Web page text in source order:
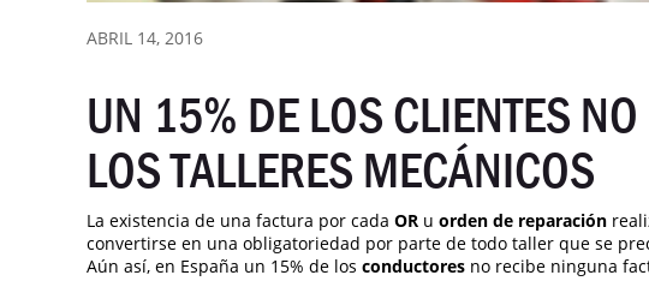
ABRIL 14, 2016
UN 15% DE LOS CLIENTES
LOS TALLERES MECÁNICOS
La existencia de una factura por cada OR u orden de reparación
convertirse en una obligatoriedad por parte de todo taller que se
Aún así, en España un 15% de los conductores no recibe ninguna